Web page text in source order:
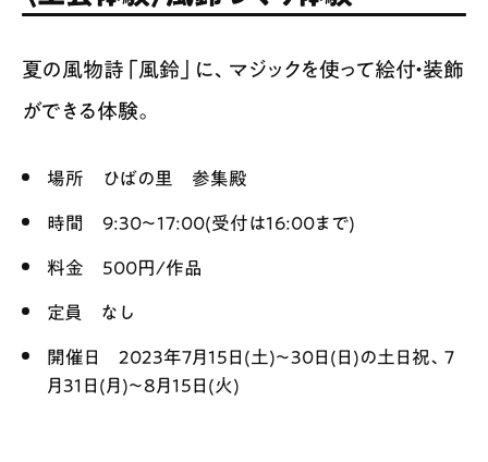
夏の風物詩「風鈴」に、マジックを使って絵付・装飾
ができる体験。
場所 ひばの里 参集殿
時間 9:30〜17:00(受付は16:00まで)
料金 500円/作品
定員 なし
開催日 2023年7月15日(土)〜30日(日)の土日祝、7
月31日(月)〜8月15日(火)